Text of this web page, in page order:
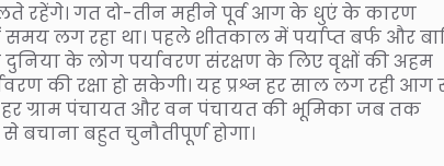
रहेंगे। गत दो-तीन महीने पूर्व आग के धुएं के कारण
समय लग रहा था। पहले शीतकाल में पर्याप्त बर्फ और
दुनिया के लोग पर्यावरण संरक्षण के लिए वृक्षों की अहम
की रक्षा हो सकेगी। यह प्रश्न हर साल लग रही आग
हर ग्राम पंचायत और वन पंचायत की भूमिका जब तक
बहुत चुनौतीपूर्ण होगा।